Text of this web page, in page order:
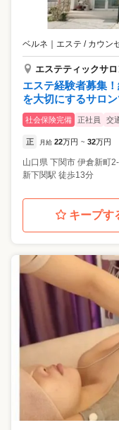
ベルネ エステ / カウン
エステティックサ
エステ経験者募集
を大切にするサロン
社会保険完備 正社員 交
正 月給 22万円 ~ 32万円
山口県 下関市 伊倉新町
新下関駅 徒歩13分
キープす